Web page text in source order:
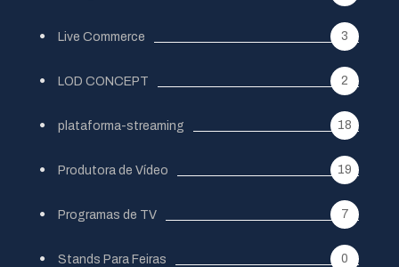
Live Commerce 3
LOD CONCEPT 2
plataforma-streaming 18
Produtora de Vídeo 19
Programas de TV 7
Stands Para Feiras 0